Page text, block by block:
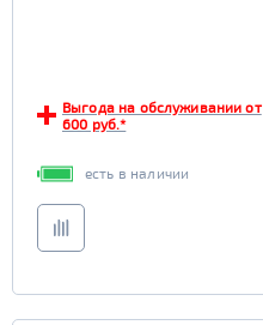
Выгода на обслуживании от
600 руб.*
есть в наличии